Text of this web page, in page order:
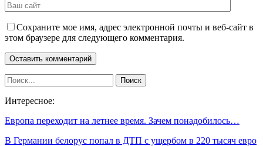
Сохраните мое имя, адрес электронной почты и веб-сайт в
этом браузере для следующего комментария.
Интересное:
Европа переходит на летнее время. Зачем понадобилось…
В Германии белорус попал в ДТП с ущербом в 220 тысяч евро